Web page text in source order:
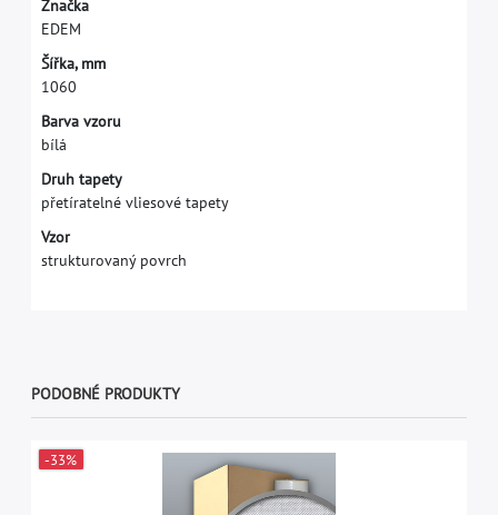
Značka
EDEM
Šířka, mm
1060
Barva vzoru
bílá
Druh tapety
přetíratelné vliesové tapety
Vzor
strukturovaný povrch
PODOBNÉ PRODUKTY
-33%